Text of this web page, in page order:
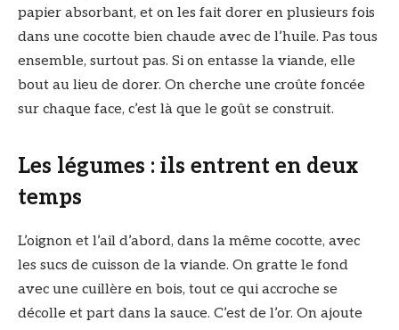
papier absorbant, et on les fait dorer en plusieurs fois
dans une cocotte bien chaude avec de l’huile. Pas tous
ensemble, surtout pas. Si on entasse la viande, elle
bout au lieu de dorer. On cherche une croûte foncée
sur chaque face, c’est là que le goût se construit.
Les légumes : ils entrent en deux
temps
L’oignon et l’ail d’abord, dans la même cocotte, avec
les sucs de cuisson de la viande. On gratte le fond
avec une cuillère en bois, tout ce qui accroche se
décolle et part dans la sauce. C’est de l’or. On ajoute